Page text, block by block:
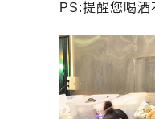
PS:提醒您喝酒